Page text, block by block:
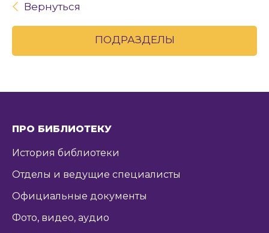
Вернуться
ПОДРАЗДЕЛЫ
ПРО БИБЛИОТЕКУ
История библиотеки
Отделы и ведущие специалисты
Официальные документы
Фото, видео, аудио